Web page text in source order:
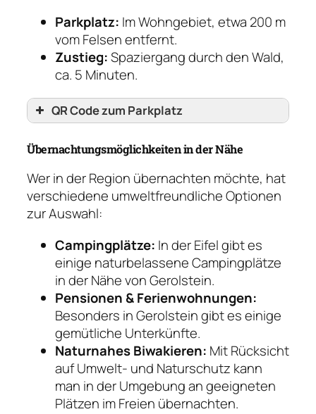
Parkplatz: Im Wohngebiet, etwa 200 m
vom Felsen entfernt.
Zustieg:Spaziergang durch den Wald,
ca. 5 Minuten.
QR Code zum Parkplatz
Übernachtungsmöglichkeiten in der Nähe
Wer in der Region übernachten möchte, hat
verschiedene umweltfreundliche Optionen
zur Auswahl:
Campingplätze: In der Eifel gibt es
einige naturbelassene Campingplätze
in der Nähe von Gerolstein.
Pensionen & Ferienwohnungen:
Besonders in Gerolstein gibt es einige
gemütliche Unterkünfte.
Naturnahes Biwakieren: Mit Rücksicht
auf Umwelt- und Naturschutz kann
man in der Umgebung an geeigneten
Plätzen im Freien übernachten.